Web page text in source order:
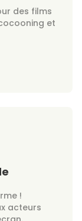
des films
et
!
acteurs